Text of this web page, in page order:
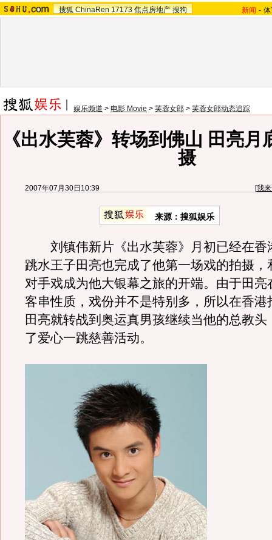
搜狐 ChinaRen 17173 焦点房地产 搜狗 新闻 -
娱乐频道 > 电影 Movie > 芙蓉女郎 > 芙蓉女郎动态追踪
《出水芙蓉》转场到佛山 田亮月
摄
2007年07月30日10:39 [我
来源：搜狐娱乐
刘镇伟新片《出水芙蓉》月初已经在香
跳水王子田亮也完成了他第一场戏的拍摄，
对手戏成为他大银幕之旅的开端。由于田亮
客串性质，戏份并不是特别多，所以在香港
田亮就转战到奥运真男孩继续当他的总教头
了爱心一跳慈善活动。